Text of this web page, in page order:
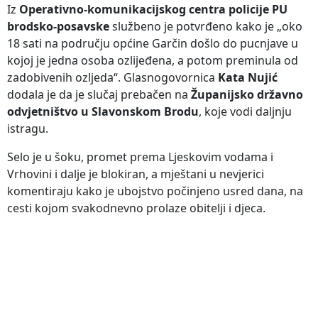
Iz Operativno-komunikacijskog centra policije PU
brodsko-posavskeslužbeno je potvrđeno kako je „oko
18 sati na području općine Garčin došlo do pucnjave u
kojoj je jedna osoba ozlijeđena, a potom preminula od
zadobivenih ozljeda“. Glasnogovornica Kata Nujić
dodala je da je slučaj prebačen na Županijsko državno
odvjetništvo u Slavonskom Brodu, koje vodi daljnju
istragu.
Selo je u šoku, promet prema Ljeskovim vodama i
Vrhovini i dalje je blokiran, a mještani u nevjerici
komentiraju kako je ubojstvo počinjeno usred dana, na
cesti kojom svakodnevno prolaze obitelji i djeca.